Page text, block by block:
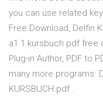
you can use related
Free Download, Delfin
a1 1 kursbuch pdf free
Plug-in Author, PDF to
many more programs.
KURSBUCH.pdf .